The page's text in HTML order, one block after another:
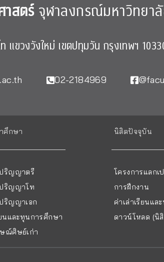
สตร์จุฬาลงกรณ์มหาวิทยา
แขวงวังใหม่ เขตปทุมวัน กรุงเทพฯ
02-2184969
ศึกษา
ริญญาตรี
ริญญาโท
ริญญาเอก
นและทุนการศึกษา
ณ์ศิษย์เก่า
นิสิตปัจจุบัน
โครงการแลกเ
การฝึกงาน
ค่าเล่าเรียนแ
ดาวน์โหลด (นิ